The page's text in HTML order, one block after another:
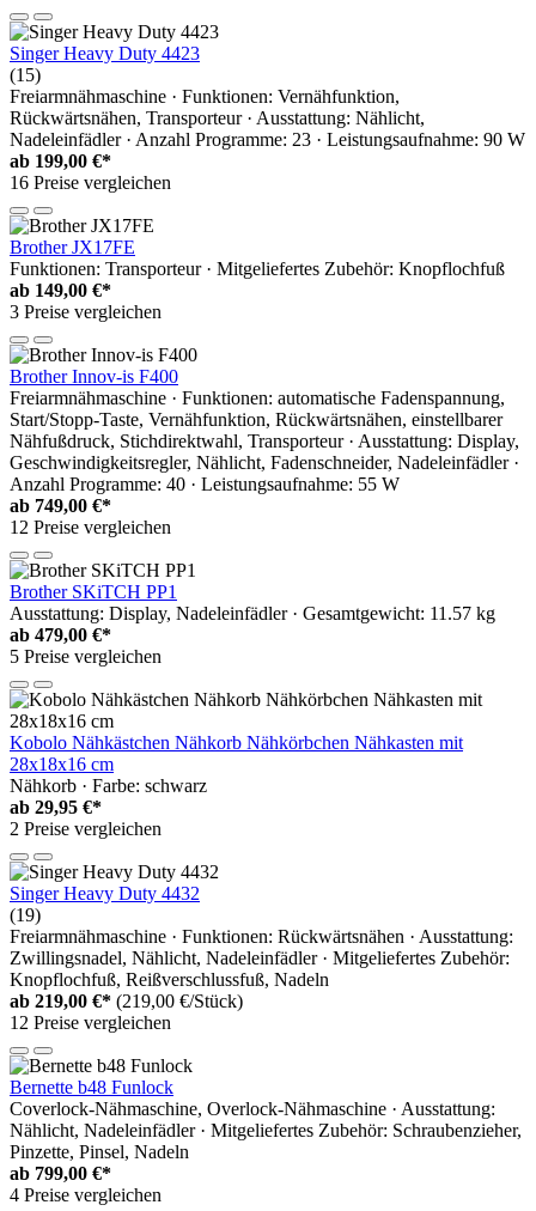
Singer Heavy Duty 4423
(15)
Freiarmnähmaschine · Funktionen: Vernähfunktion,
Rückwärtsnähen, Transporteur · Ausstattung: Nählicht,
Nadeleinfädler · Anzahl Programme: 23 · Leistungsaufnahme: 90 W
ab 199,00 €*
16 Preise vergleichen
Brother JX17FE
Funktionen: Transporteur · Mitgeliefertes Zubehör: Knopflochfuß
ab 149,00 €*
3 Preise vergleichen
Brother Innov-is F400
Freiarmnähmaschine · Funktionen: automatische Fadenspannung,
Start/Stopp-Taste, Vernähfunktion, Rückwärtsnähen, einstellbarer
Nähfußdruck, Stichdirektwahl, Transporteur · Ausstattung: Display,
Geschwindigkeitsregler, Nählicht, Fadenschneider, Nadeleinfädler ·
Anzahl Programme: 40 · Leistungsaufnahme: 55 W
ab 749,00 €*
12 Preise vergleichen
Brother SKiTCH PP1
Ausstattung: Display, Nadeleinfädler · Gesamtgewicht: 11.57 kg
ab 479,00 €*
5 Preise vergleichen
Kobolo Nähkästchen Nähkorb Nähkörbchen Nähkasten mit
28x18x16 cm
Nähkorb · Farbe: schwarz
ab 29,95 €*
2 Preise vergleichen
Singer Heavy Duty 4432
(19)
Freiarmnähmaschine · Funktionen: Rückwärtsnähen · Ausstattung:
Zwillingsnadel, Nählicht, Nadeleinfädler · Mitgeliefertes Zubehör:
Knopflochfuß, Reißverschlussfuß, Nadeln
ab 219,00 €* (219,00 €/Stück)
12 Preise vergleichen
Bernette b48 Funlock
Coverlock-Nähmaschine, Overlock-Nähmaschine · Ausstattung:
Nählicht, Nadeleinfädler · Mitgeliefertes Zubehör: Schraubenzieher,
Pinzette, Pinsel, Nadeln
ab 799,00 €*
4 Preise vergleichen